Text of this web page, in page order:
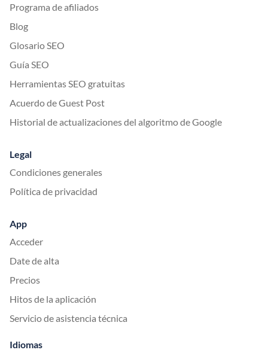
Programa de afiliados
Blog
Glosario SEO
Guía SEO
Herramientas SEO gratuitas
Acuerdo de Guest Post
Historial de actualizaciones del algoritmo de Google
Legal
Condiciones generales
Política de privacidad
App
Acceder
Date de alta
Precios
Hitos de la aplicación
Servicio de asistencia técnica
Idiomas